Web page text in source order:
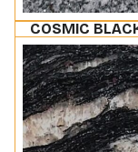
COSMIC